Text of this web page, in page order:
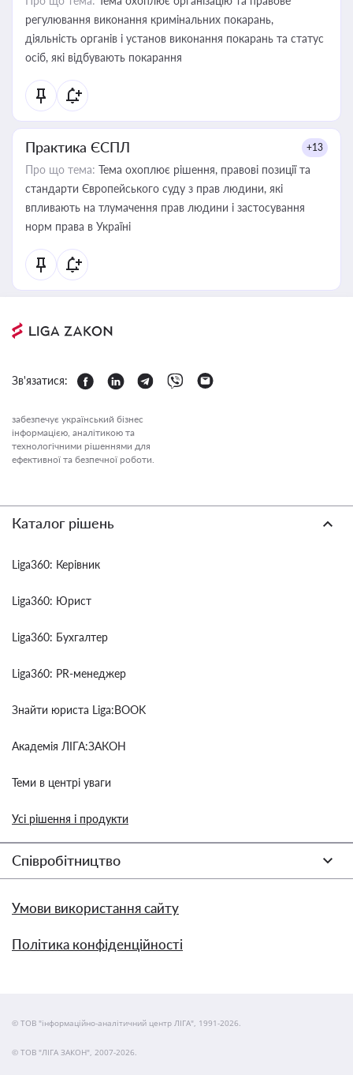
регулювання виконання кримінальних покарань,
діяльність органів і установ виконання покарань та статус
осіб, які відбувають покарання
Практика ЄСПЛ +13
Про що тема: Тема охоплює рішення, правові позиції та
стандарти Європейського суду з прав людини, які
впливають на тлумачення прав людини і застосування
норм права в Україні
Зв'язатися:
забезпечує український бізнес
інформацією, аналітикою та
технологічними рішеннями для
ефективної та безпечної роботи.
Каталог рішень
Liga360: Керівник
Liga360: Юрист
Liga360: Бухгалтер
Liga360: PR-менеджер
Знайти юриста Liga:BOOK
Академія ЛІГА:ЗАКОН
Теми в центрі уваги
Усі рішення і продукти
Співробітництво
Умови використання сайту
Політика конфіденційності
© ТОВ "інформаційно-аналітичний центр ЛІГА", 1991-2026.
© ТОВ "ЛІГА ЗАКОН", 2007-2026.